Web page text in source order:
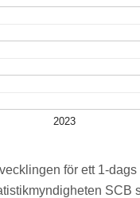
2023
för ett 1-
SCB